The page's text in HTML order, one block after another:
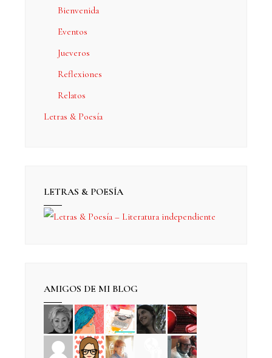
Bienvenida
Eventos
Jueveros
Reflexiones
Relatos
Letras & Poesía
LETRAS & POESÍA
AMIGOS DE MI BLOG